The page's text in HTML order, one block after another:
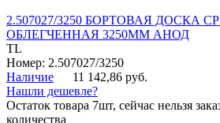
2.507027/3250 БОРТОВАЯ ДОСКА
ОБЛЕГЧЕННАЯ 3250ММ АНОД
TL
Номер: 2.507027/3250
Наличие
11 142,86 руб.
Нашли дешевле?
Остаток товара 7шт, сейчас нельзя
количества